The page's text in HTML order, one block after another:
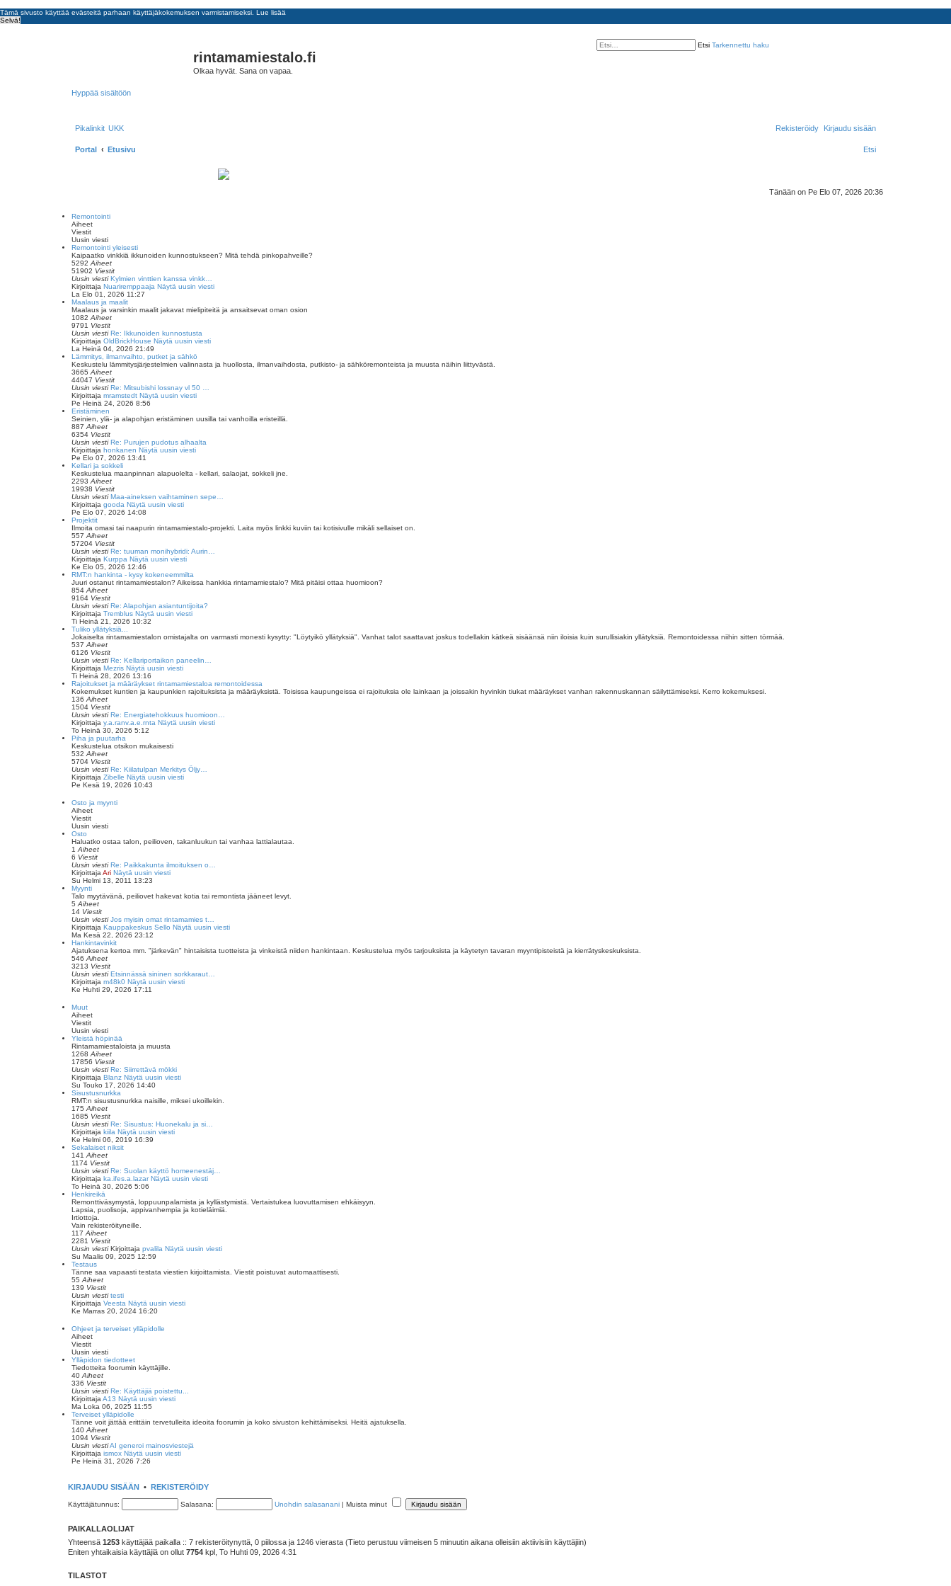
Tämä sivusto käyttää evästeitä parhaan käyttäjäkokemuksen varmistamiseksi. Lue lisää
Selvä!
rintamamiestalo.fi
Olkaa hyvät. Sana on vapaa.
Hyppää sisältöön
Etsi Tarkennettu haku
Pikalinkit UKK Kirjaudu sisään
Rekisteröidy
Portal Etusivu Etsi
Tänään on Pe Elo 07, 2026 20:36
Remontointi
Aiheet
Viestit
Uusin viesti
Remontointi yleisesti
Kaipaatko vinkkiä ikkunoiden kunnostukseen? Mitä tehdä pinkopahveille?
5292 Aiheet
51902 Viestit
Uusin viesti Kylmien vinttien kanssa vinkk…
Kirjoittaja Nuariremppaaja Näytä uusin viesti
La Elo 01, 2026 11:27
Maalaus ja maalit
Maalaus ja varsinkin maalit jakavat mielipiteitä ja ansaitsevat oman osion
1082 Aiheet
9791 Viestit
Uusin viesti Re: Ikkunoiden kunnostusta
Kirjoittaja OldBrickHouse Näytä uusin viesti
La Heinä 04, 2026 21:49
Lämmitys, ilmanvaihto, putket ja sähkö
Keskustelu lämmitysjärjestelmien valinnasta ja huollosta, ilmanvaihdosta, putkisto- ja sähköremonteista ja muusta näihin liittyvästä.
3665 Aiheet
44047 Viestit
Uusin viesti Re: Mitsubishi lossnay vl 50 …
Kirjoittaja mramstedt Näytä uusin viesti
Pe Heinä 24, 2026 8:56
Eristäminen
Seinien, ylä- ja alapohjan eristäminen uusilla tai vanhoilla eristeillä.
887 Aiheet
6354 Viestit
Uusin viesti Re: Purujen pudotus alhaalta
Kirjoittaja honkanen Näytä uusin viesti
Pe Elo 07, 2026 13:41
Kellari ja sokkeli
Keskustelua maanpinnan alapuolelta - kellari, salaojat, sokkeli jne.
2293 Aiheet
19938 Viestit
Uusin viesti Maa-aineksen vaihtaminen sepe…
Kirjoittaja gooda Näytä uusin viesti
Pe Elo 07, 2026 14:08
Projektit
Ilmoita omasi tai naapurin rintamamiestalo-projekti. Laita myös linkki kuviin tai kotisivulle mikäli sellaiset on.
557 Aiheet
57204 Viestit
Uusin viesti Re: tuuman monihybridi: Aurin…
Kirjoittaja Kurppa Näytä uusin viesti
Ke Elo 05, 2026 12:46
RMT:n hankinta - kysy kokeneemmilta
Juuri ostanut rintamamiestalon? Aikeissa hankkia rintamamiestalo? Mitä pitäisi ottaa huomioon?
854 Aiheet
9164 Viestit
Uusin viesti Re: Alapohjan asiantuntijoita?
Kirjoittaja Tremblus Näytä uusin viesti
Ti Heinä 21, 2026 10:32
Tuliko yllätyksiä...
Jokaiselta rintamamiestalon omistajalta on varmasti monesti kysytty: "Löytyikö yllätyksiä". Vanhat talot saattavat joskus todellakin kätkeä sisäänsä niin iloisia kuin surullisiakin yllätyksiä. Remontoidessa niihin sitten törmää.
537 Aiheet
6126 Viestit
Uusin viesti Re: Kellariportaikon paneelin…
Kirjoittaja Mezris Näytä uusin viesti
Ti Heinä 28, 2026 13:16
Rajoitukset ja määräykset rintamamiestaloa remontoidessa
Kokemukset kuntien ja kaupunkien rajoituksista ja määräyksistä. Toisissa kaupungeissa ei rajoituksia ole lainkaan ja joissakin hyvinkin tiukat määräykset vanhan rakennuskannan säilyttämiseksi. Kerro kokemuksesi.
136 Aiheet
1504 Viestit
Uusin viesti Re: Energiatehokkuus huomioon…
Kirjoittaja y.a.ranv.a.e.rnta Näytä uusin viesti
To Heinä 30, 2026 5:12
Piha ja puutarha
Keskustelua otsikon mukaisesti
532 Aiheet
5704 Viestit
Uusin viesti Re: Kiilatulpan Merkitys Öljy…
Kirjoittaja Zibelle Näytä uusin viesti
Pe Kesä 19, 2026 10:43
Osto ja myynti
Aiheet
Viestit
Uusin viesti
Osto
Haluatko ostaa talon, peilioven, takanluukun tai vanhaa lattialautaa.
1 Aiheet
6 Viestit
Uusin viesti Re: Paikkakunta ilmoituksen o…
Kirjoittaja Ari Näytä uusin viesti
Su Helmi 13, 2011 13:23
Myynti
Talo myytävänä, peiliovet hakevat kotia tai remontista jääneet levyt.
5 Aiheet
14 Viestit
Uusin viesti Jos myisin omat rintamamies t…
Kirjoittaja Kauppakeskus Sello Näytä uusin viesti
Ma Kesä 22, 2026 23:12
Hankintavinkit
Ajatuksena kertoa mm. "järkevän" hintaisista tuotteista ja vinkeistä niiden hankintaan. Keskustelua myös tarjouksista ja käytetyn tavaran myyntipisteistä ja kierrätyskeskuksista.
546 Aiheet
3213 Viestit
Uusin viesti Etsinnässä sininen sorkkaraut…
Kirjoittaja m48k0 Näytä uusin viesti
Ke Huhti 29, 2026 17:11
Muut
Aiheet
Viestit
Uusin viesti
Yleistä höpinää
Rintamamiestaloista ja muusta
1268 Aiheet
17856 Viestit
Uusin viesti Re: Siirrettävä mökki
Kirjoittaja Blanz Näytä uusin viesti
Su Touko 17, 2026 14:40
Sisustusnurkka
RMT:n sisustusnurkka naisille, miksei ukoillekin.
175 Aiheet
1685 Viestit
Uusin viesti Re: Sisustus: Huonekalu ja si…
Kirjoittaja kiila Näytä uusin viesti
Ke Helmi 06, 2019 16:39
Sekalaiset niksit
141 Aiheet
1174 Viestit
Uusin viesti Re: Suolan käyttö homeenestäj…
Kirjoittaja ka.ifes.a.lazar Näytä uusin viesti
To Heinä 30, 2026 5:06
Henkireikä
Remonttiväsymystä, loppuunpalamista ja kyllästymistä. Vertaistukea luovuttamisen ehkäisyyn.
Lapsia, puolisoja, appivanhempia ja kotieläimiä.
Irtiottoja.
Vain rekisteröityneille.
117 Aiheet
2281 Viestit
Uusin viestiKirjoittaja pvalila Näytä uusin viesti
Su Maalis 09, 2025 12:59
Testaus
Tänne saa vapaasti testata viestien kirjoittamista. Viestit poistuvat automaattisesti.
55 Aiheet
139 Viestit
Uusin viesti testi
Kirjoittaja Veesta Näytä uusin viesti
Ke Marras 20, 2024 16:20
Ohjeet ja terveiset ylläpidolle
Aiheet
Viestit
Uusin viesti
Ylläpidon tiedotteet
Tiedotteita foorumin käyttäjille.
40 Aiheet
336 Viestit
Uusin viesti Re: Käyttäjiä poistettu...
Kirjoittaja A13 Näytä uusin viesti
Ma Loka 06, 2025 11:55
Terveiset ylläpidolle
Tänne voit jättää erittäin tervetulleita ideoita foorumin ja koko sivuston kehittämiseksi. Heitä ajatuksella.
140 Aiheet
1094 Viestit
Uusin viestiAI generoi mainosviestejä
Kirjoittaja ismox Näytä uusin viesti
Pe Heinä 31, 2026 7:26
KIRJAUDU SISÄÄN • REKISTERÖIDY
Käyttäjätunnus: Salasana: Unohdin salasanani | Muista minut
PAIKALLAOLIJAT
Yhteensä 1253 käyttäjää paikalla :: 7 rekisteröitynyttä, 0 piilossa ja 1246 vierasta (Tieto perustuu viimeisen 5 minuutin aikana olleisiin aktiivisiin käyttäjiin)
Eniten yhtaikaisia käyttäjiä on ollut 7754 kpl, To Huhti 09, 2026 4:31
TILASTOT